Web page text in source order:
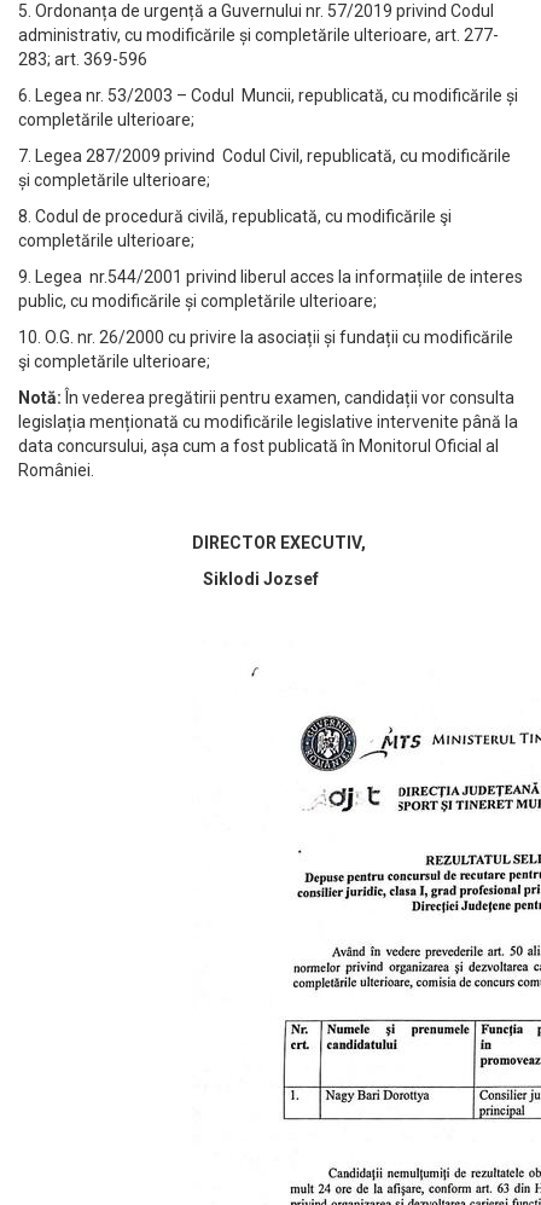
5. Ordonanța de urgență a Guvernului nr. 57/2019 privind Codul
administrativ, cu modificările și completările ulterioare, art. 277-
283; art. 369-596
6. Legea nr. 53/2003 – Codul Muncii, republicată, cu modificările și
completările ulterioare;
7. Legea 287/2009 privind Codul Civil, republicată, cu modificările
și completările ulterioare;
8. Codul de procedură civilă, republicată, cu modificările şi
completările ulterioare;
9. Legea nr.544/2001 privind liberul acces la informațiile de interes
public, cu modificările și completările ulterioare;
10. O.G. nr. 26/2000 cu privire la asociații și fundații cu modificările
şi completările ulterioare;
Notă: În vederea pregătirii pentru examen, candidații vor consulta
legislația menționată cu modificările legislative intervenite până la
data concursului, așa cum a fost publicată în Monitorul Oficial al
României.
DIRECTOR EXECUTIV,
Siklodi Jozsef